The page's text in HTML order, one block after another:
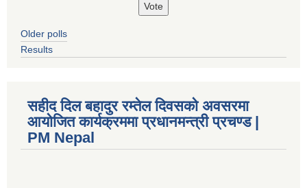
Older polls
Results
सहीद दिल बहादुर रम्तेल दिवसको अवसरमा
आयोजित कार्यक्रममा प्रधानमन्त्री प्रचण्ड |
PM Nepal